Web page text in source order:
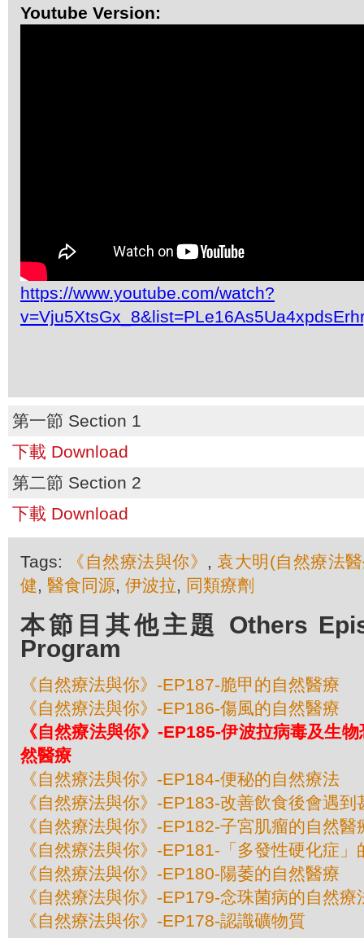
Youtube Version:
https://www.youtube.com/watch?
第一節 Section 1
下載 Download
第二節 Section 2
下載 Download
Tags: 《自然療法與你》 ,袁大明(自然療法
健, 醫食同源, 伊波拉, 同類療劑
本節目其他主題 Others
Program
《自然療法與你》-EP187-脆甲的自然醫療
《自然療法與你》-EP186-傷風的自然醫療
《自然療法與你》-EP185-伊波拉病毒及生
然醫療
《自然療法與你》-EP184-便秘的自然療法
《自然療法與你》-EP183-改善飲食後會遇到
《自然療法與你》-EP182-子宮肌瘤的自然醫
《自然療法與你》-EP181-「多發性硬化症」
《自然療法與你》-EP180-陽萎的自然醫療
《自然療法與你》-EP179-念珠菌病的自然療
《自然療法與你》-EP178-認識礦物質